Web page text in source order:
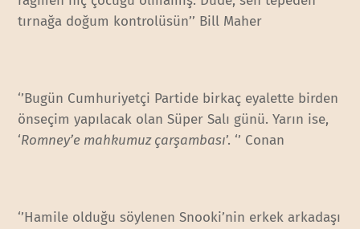
tırnağa doğum kontrolüsün’’ Bill Maher
‘’Bugün Cumhuriyetçi Partide birkaç eyalette birden
önseçim yapılacak olan Süper Salı günü. Yarın ise,
‘Romney’e mahkumuz çarşambası’. ‘’ Conan
‘’Hamile olduğu söylenen Snooki’nin erkek arkadaşı